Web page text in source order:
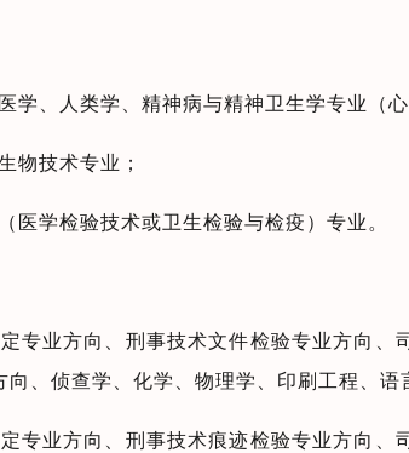
学、人类学、精神病与精神卫生学专业（
物技术专业；
医学检验技术或卫生检验与检疫）专业。
专业方向、刑事技术文件检验专业方向
、侦查学、化学、物理学、印刷工程、语
专业方向、刑事技术痕迹检验专业方向